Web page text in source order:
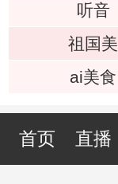
听音
祖国美
ai美食
首页 直播